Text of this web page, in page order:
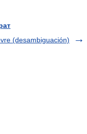
(desambiguación)